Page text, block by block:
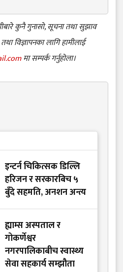
कुनै गुनासो, सूचना तथा सुझाव
विज्ञापनका लागि हामीलाई
मा सम्पर्क गर्नुहोला।
इन्टर्न चिकित्सक डिल्लि
हरिजन र सरकारबिच ५
बुँदे सहमति, अनशन अन्त्य
ह्याम्स अस्पताल र
गोकर्णेश्वर
नगरपालिकाबीच स्वास्थ्य
सेवा सहकार्य सम्झौता